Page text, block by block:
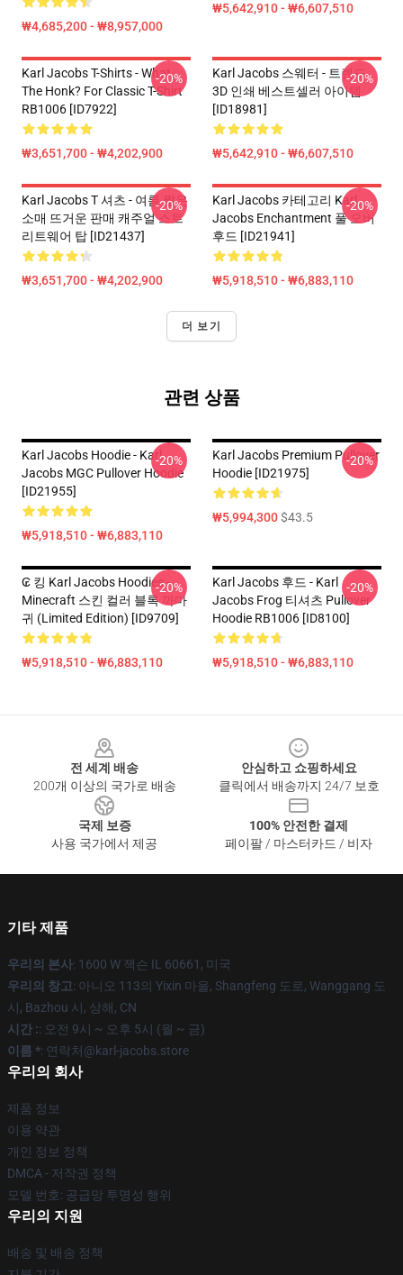
₩4,685,200 - ₩8,957,000
₩5,642,910 - ₩6,607,510
Karl Jacobs T-Shirts - What
The Honk? For Classic T-Shirt
RB1006 [ID7922]
₩3,651,700 - ₩4,202,900
-20%
Karl Jacobs 스웨터 - 트렌드
3D 인쇄 베스트셀러 아이템
[ID18981]
₩5,642,910 - ₩6,607,510
-20%
Karl Jacobs T 셔츠 - 여름 짧은
소매 뜨거운 판매 캐주얼 스트
리트웨어 탑 [ID21437]
₩3,651,700 - ₩4,202,900
-20%
Karl Jacobs 카테고리 Karl
Jacobs Enchantment 풀 오버
후드 [ID21941]
₩5,918,510 - ₩6,883,110
-20%
더 보기
관련 상품
Karl Jacobs Hoodie - Karl
Jacobs MGC Pullover Hoodie
[ID21955]
₩5,918,510 - ₩6,883,110
-20%
Karl Jacobs Premium Pullover
Hoodie [ID21975]
₩5,994,300$43.5
-20%
₢ 킹 Karl Jacobs Hoodies -
Minecraft 스킨 컬러 블록 까마
귀 (Limited Edition) [ID9709]
₩5,918,510 - ₩6,883,110
-20%
Karl Jacobs 후드 - Karl
Jacobs Frog 티셔츠 Pullover
Hoodie RB1006 [ID8100]
₩5,918,510 - ₩6,883,110
-20%
전 세계 배송
200개 이상의 국가로 배송
안심하고 쇼핑하세요
클릭에서 배송까지 24/7 보호
국제 보증
사용 국가에서 제공
100% 안전한 결제
페이팔 / 마스터카드 / 비자
기타 제품
우리의 본사: 1600 W 잭슨 IL 60661, 미국
우리의 창고: 아니오 113의 Yixin 마을, Shangfeng 도로, Wanggang 도
시, Bazhou 시, 상해, CN
시간 :: 오전 9시 ~ 오후 5시 (월 ~ 금)
이름 *: 연락처@karl-jacobs.store
우리의 회사
제품 정보
이용 약관
개인 정보 정책
DMCA - 저작권 정책
모델 번호: 공급망 투명성 행위
우리의 지원
배송 및 배송 정책